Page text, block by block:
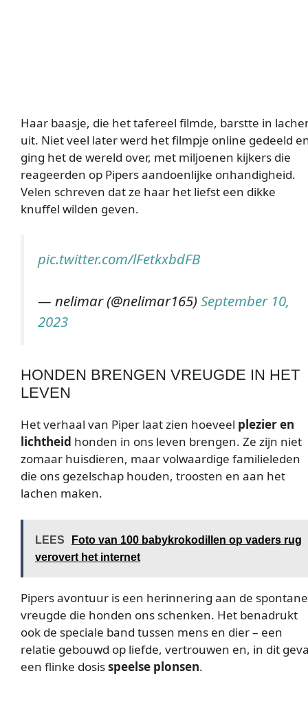
Haar baasje, die het tafereel filmde, barstte in
uit. Niet veel later werd het filmpje online gedeeld
ging het de wereld over, met miljoenen kijkers die
reageerden op Pipers aandoenlijke onhandigheid.
Velen schreven dat ze haar het liefst een dikke
knuffel wilden geven.
pic.twitter.com/lFetkxbdFB
— nelimar (@nelimar165) September 10,
2023
HONDEN BRENGEN VREUGDE IN HET
LEVEN
Het verhaal van Piper laat zien hoeveel plezier en
lichtheid honden in ons leven brengen. Ze zijn niet
zomaar huisdieren, maar volwaardige familieleden
die ons gezelschap houden, troosten en aan het
lachen maken.
LEES
Foto van 100 babykrokodillen op vaders rug
verovert het internet
Pipers avontuur is een herinnering aan de spontane
vreugde die honden ons schenken. Het benadrukt
ook de speciale band tussen mens en dier – een
relatie gebouwd op liefde, vertrouwen en, in dit
een flinke dosisspeelse plonsen.